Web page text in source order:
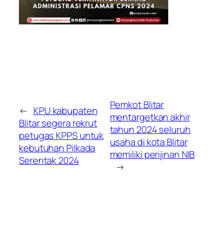
← KPU kabupaten
Blitar segera rekrut
petugas KPPS untuk
kebutuhan Pilkada
Serentak 2024
Pemkot Blitar
mentargetkan akhir
tahun 2024 seluruh
usaha di kota Blitar
memiliki perijinan NIB
→